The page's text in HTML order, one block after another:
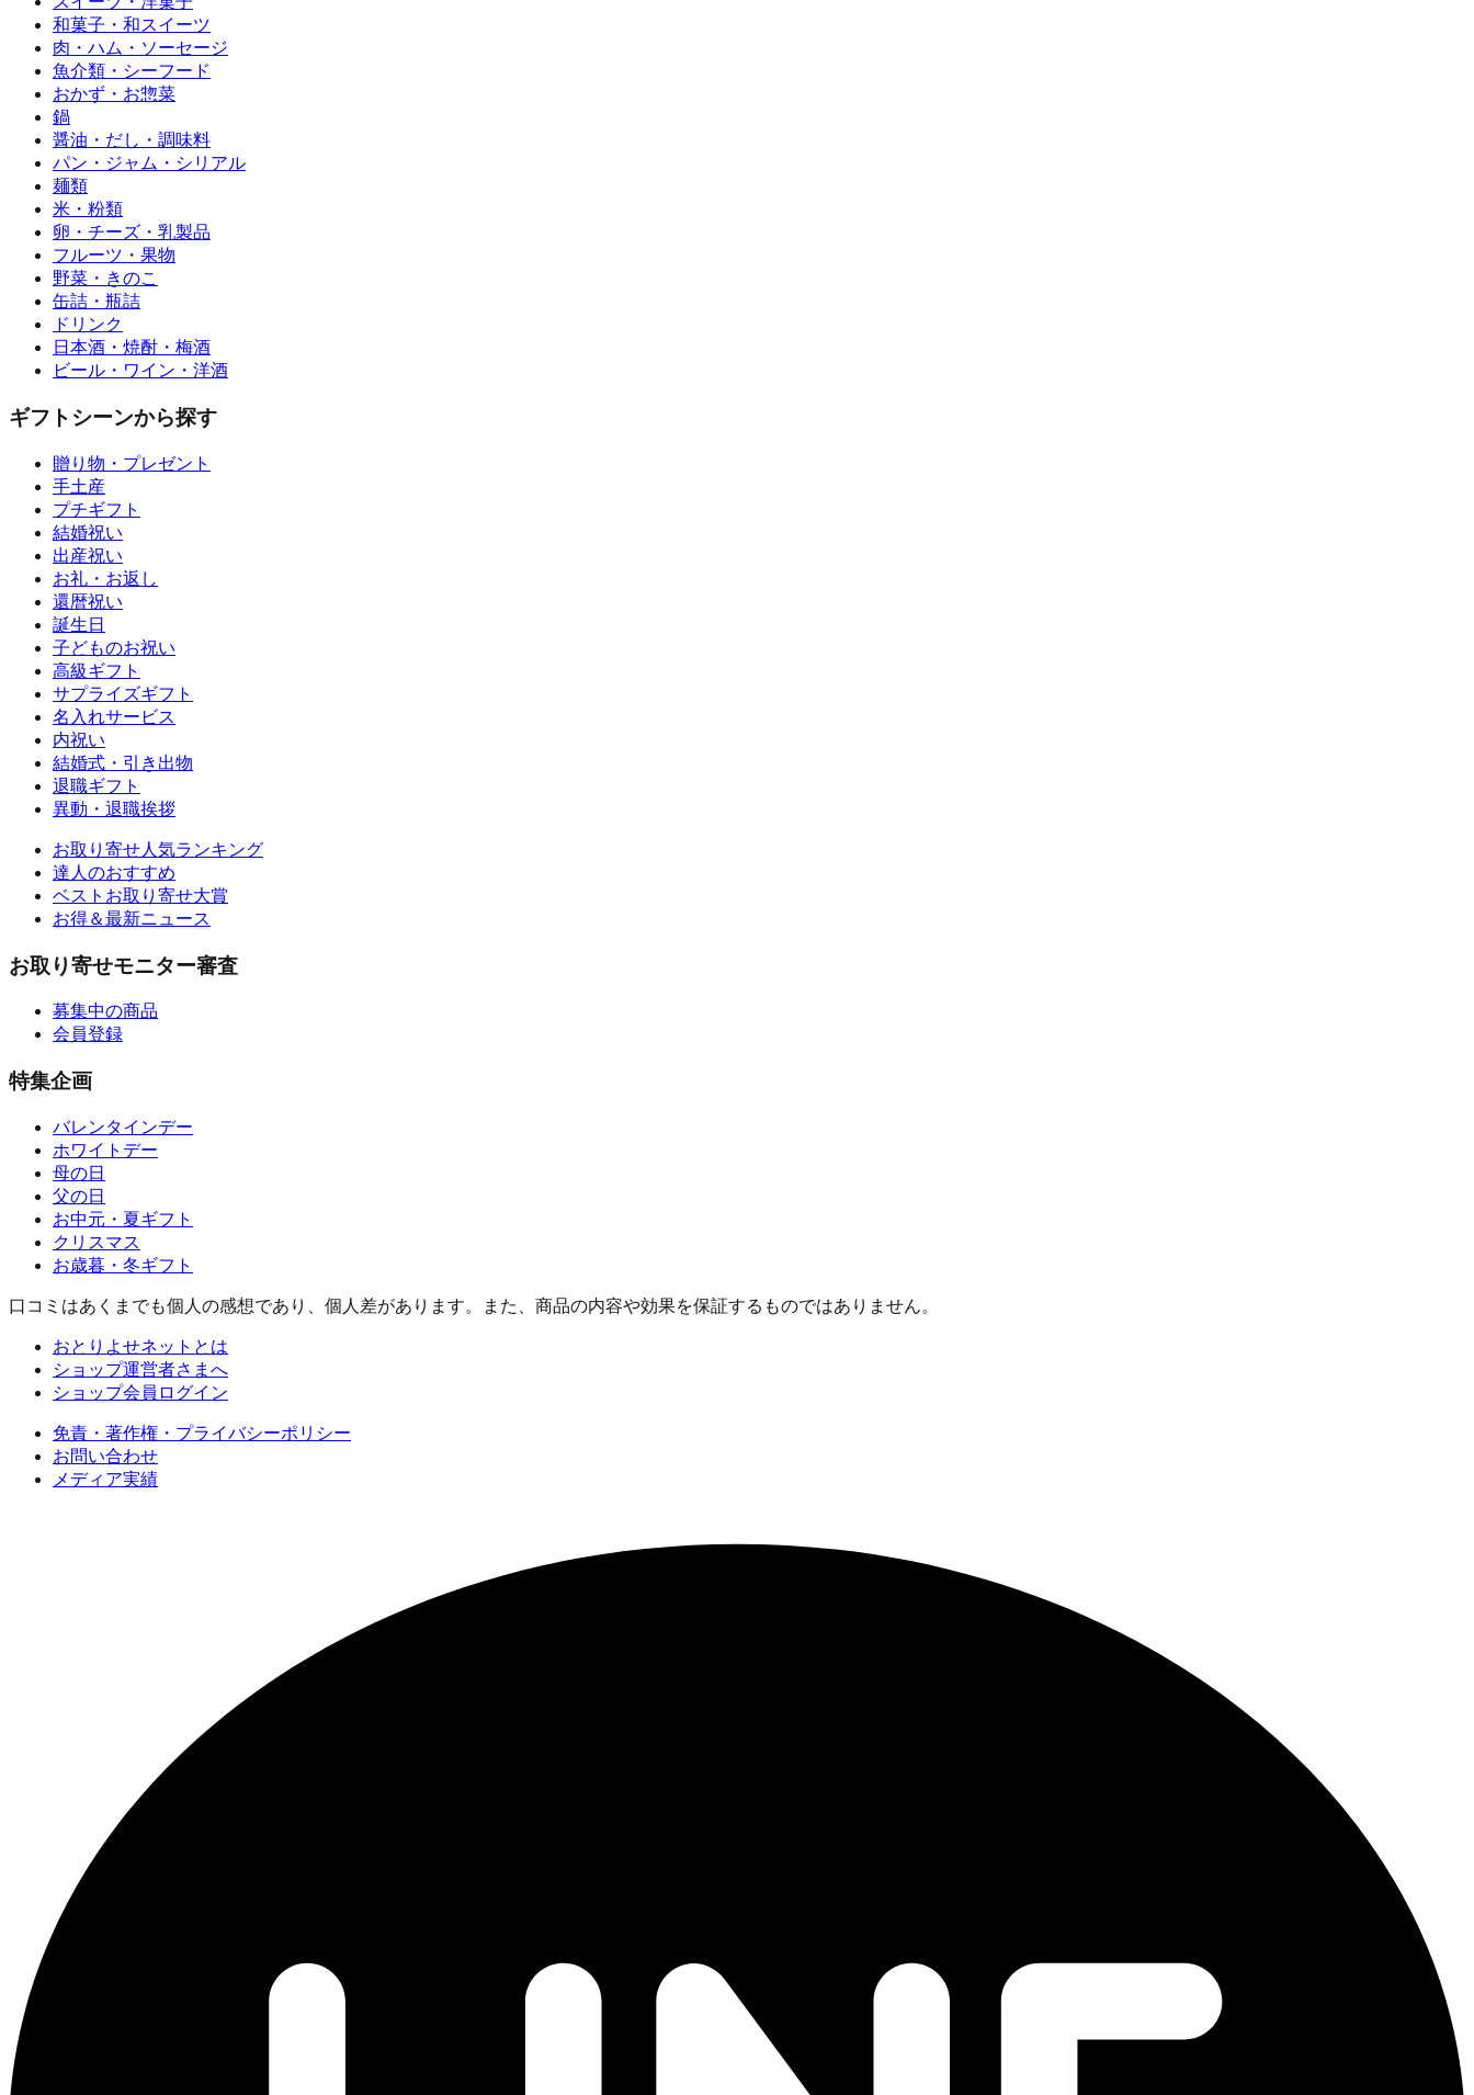
和菓子・和スイーツ
肉・ハム・ソーセージ
魚介類・シーフード
おかず・お惣菜
鍋
醤油・だし・調味料
パン・ジャム・シリアル
麺類
米・粉類
卵・チーズ・乳製品
フルーツ・果物
野菜・きのこ
缶詰・瓶詰
ドリンク
日本酒・焼酎・梅酒
ビール・ワイン・洋酒
ギフトシーンから探す
贈り物・プレゼント
手土産
プチギフト
結婚祝い
出産祝い
お礼・お返し
還暦祝い
誕生日
子どものお祝い
高級ギフト
サプライズギフト
名入れサービス
内祝い
結婚式・引き出物
退職ギフト
異動・退職挨拶
お取り寄せ人気ランキング
達人のおすすめ
ベストお取り寄せ大賞
お得＆最新ニュース
お取り寄せモニター審査
募集中の商品
会員登録
特集企画
バレンタインデー
ホワイトデー
母の日
父の日
お中元・夏ギフト
クリスマス
お歳暮・冬ギフト
口コミはあくまでも個人の感想であり、個人差があります。また、商品の内容や効果を保証するものではありません。
おとりよせネットとは
ショップ運営者さまへ
ショップ会員ログイン
免責・著作権・プライバシーポリシー
お問い合わせ
メディア実績